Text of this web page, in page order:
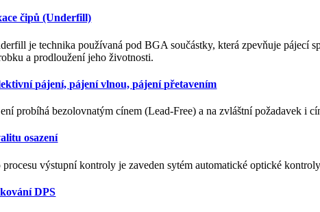
čipů (Underfill)
je technika používaná pod BGA součástky, která zpevňuje pájecí
a prodloužení jeho životnosti.
pájení, pájení vlnou, pájení přetavením
probíhá bezolovnatým cínem (Lead-Free) a na zvláštní požadavek i
osazení
procesu výstupní kontroly je zaveden sytém automatické optické
DPS